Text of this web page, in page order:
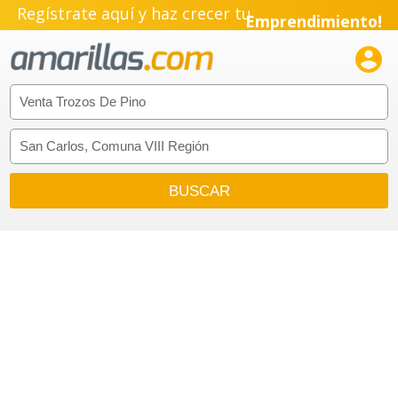
Regístrate aquí y haz crecer tuEmprendimiento!
